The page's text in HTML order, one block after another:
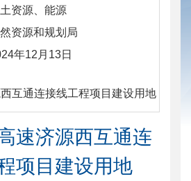
资源、能源
资源和规划局
年12月13日
互通连接线工程项目建设用地
速济源西互通连
项目建设用地